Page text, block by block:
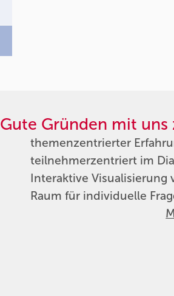
Gute Gründen mit uns
themenzentrierter
teilnehmerzentriert im
Interaktive Visualisierung
Raum für individuelle